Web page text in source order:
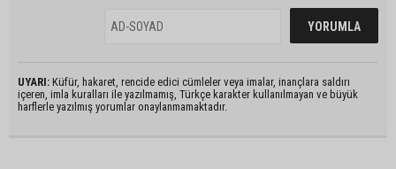
UYARI: Küfür, hakaret, rencide edici cümleler veya imalar, inançlara saldırı
içeren, imla kuralları ile yazılmamış, Türkçe karakter kullanılmayan ve büyük
harflerle yazılmış yorumlar onaylanmamaktadır.